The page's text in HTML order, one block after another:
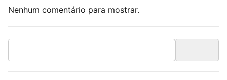
Nenhum comentário para mostrar.
for: